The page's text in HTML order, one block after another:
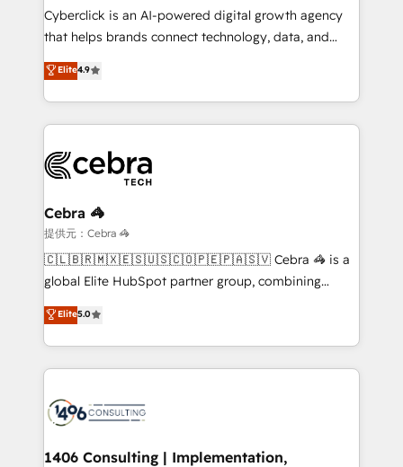
delivered through our proprietary FLAIR framework
for responsible AI adoption. As a HubSpot Elite
we blend strategy, creativity, and technology to help
organisations scale smarter and grow stronger.
Cyberclick is an AI-powered digital growth agency
that helps brands connect technology, data, and
creativity to achieve measurable results. Founded in
Barcelona and operating across Spain, LATAM, and
the UK, we support global companies in building
smarter marketing, sales, and customer success
Iberia (Spain & Portugal), we combine human insight
with intelligent automation to drive sustainable
growth. Our multidisciplinary team designs solutions
that simplify complexity, boost performance, and
turn innovation into real impact. 🌍 Highlights •
HubSpot Partner since 2012 • 2022 EMEA Impact
projects • Clients in 30+ industries • Proprietary
technology for integrations • Multilingual team:
Elite4.9
Cebra 🦓
提供元：Cebra 🦓
🇨🇱🇧🇷🇲🇽🇪🇸🇺🇸🇨🇴🇵🇪🇵🇦🇸🇻 Cebra 🦓 is a
global Elite HubSpot partner group, combining
technology, marketing and media expertise across
Latin America and Southern Europe, with teams
across 9 countries. Born in Chile, we combine local
insight with international reach to help businesses
HubSpot implementations, building end-to-end
and loop marketing, content, and digital creativity.
Elite5.0
1406 Consulting | Implementation,